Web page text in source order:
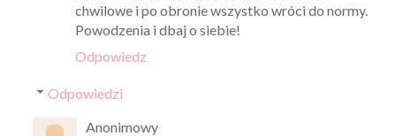
chwilowe i po obronie wszystko wróci do normy.
Powodzenia i dbaj o siebie!
Odpowiedz
Odpowiedzi
Anonimowy